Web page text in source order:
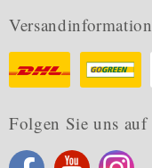
Versandinformation
Folgen Sie uns auf